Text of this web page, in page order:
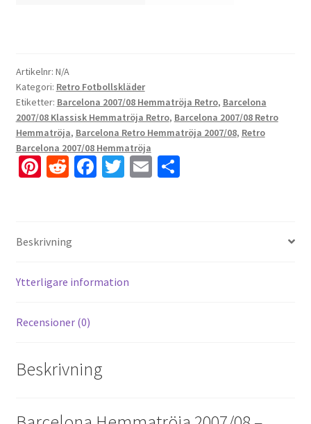
Artikelnr: N/A
Kategori: Retro Fotbollskläder
Etiketter: Barcelona 2007/08 Hemmatröja Retro, Barcelona
2007/08 Klassisk Hemmatröja Retro, Barcelona 2007/08 Retro
Hemmatröja, Barcelona Retro Hemmatröja 2007/08, Retro
Barcelona 2007/08 Hemmatröja
Pi
es
R
di
t
Fa
k
T E D
Beskrivning
Ytterligare information
Recensioner (0)
Beskrivning